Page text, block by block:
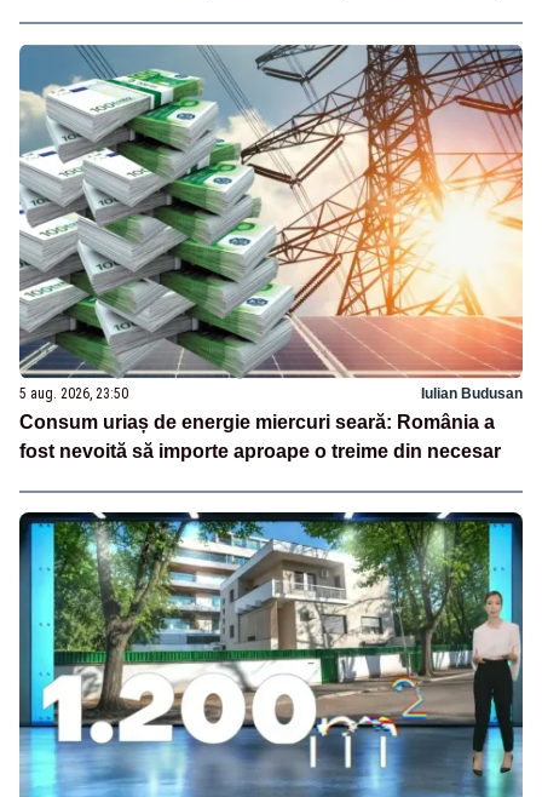
5 aug. 2026, 23:50 Iulian Budusan
Consum uriaș de energie miercuri seară: România a
fost nevoită să importe aproape o treime din necesar